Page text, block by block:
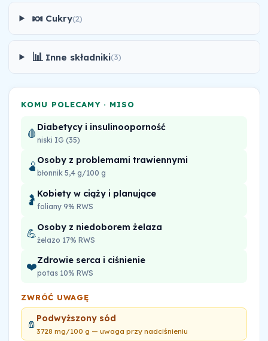
🍬 Cukry(2)
📊 Inne składniki(3)
KOMU POLECAMY · MISO
🩸 Diabetycy i insulinooporność
niski IG (35)
🫄Osoby z problemami trawiennymi
błonnik 5,4 g/100 g
🤰 Kobiety w ciąży i planujące
foliany 9% RWS
💪Osoby z niedoborem żelaza
żelazo 17% RWS
❤️Zdrowie serca i ciśnienie
potas 10% RWS
ZWRÓĆ UWAGĘ
🧂 Podwyższony sód
3728 mg/100 g — uwaga przy nadciśnieniu